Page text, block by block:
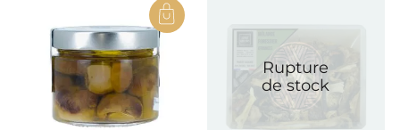
Rupture
de stock